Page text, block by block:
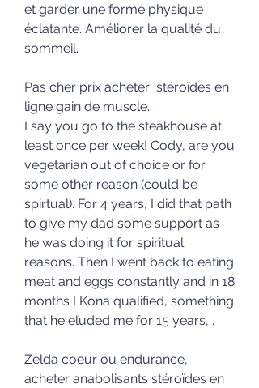
et garder une forme physique
éclatante. Améliorer la qualité du
sommeil.
Pas cher prix acheter  stéroïdes en
ligne gain de muscle.
I say you go to the steakhouse at
least once per week! Cody, are you
vegetarian out of choice or for
some other reason (could be
spirtual). For 4 years, I did that path
to give my dad some support as
he was doing it for spiritual
reasons. Then I went back to eating
meat and eggs constantly and in 18
months I Kona qualified, something
that he eluded me for 15 years, .
Zelda coeur ou endurance,
acheter anabolisants stéroïdes en